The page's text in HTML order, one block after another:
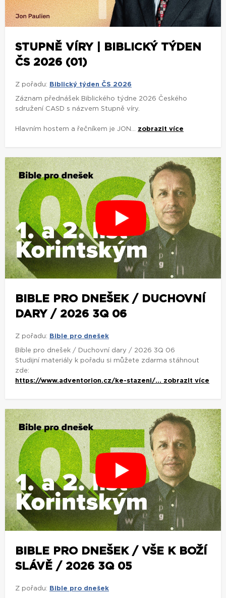
STUPNĚ VÍRY | BIBLICKÝ TÝDEN
ČS 2026 (01)
Z pořadu: Biblický týden ČS 2026
Záznam přednášek Biblického týdne 2026 Českého
sdružení CASD s názvem Stupně víry.
Hlavním hostem a řečníkem je JON... zobrazit více
BIBLE PRO DNEŠEK / DUCHOVNÍ
DARY / 2026 3Q 06
Z pořadu: Bible pro dnešek
Bible pro dnešek / Duchovní dary / 2026 3Q 06
Studijní materiály k pořadu si můžete zdarma stáhnout
zde:
https://www.adventorion.cz/ke-stazeni/... zobrazit více
BIBLE PRO DNEŠEK / VŠE K BOŽÍ
SLÁVĚ / 2026 3Q 05
Z pořadu: Bible pro dnešek